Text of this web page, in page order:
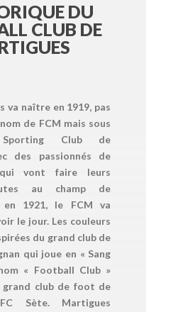
DU
CLUB DE
va naître en 1919, pas
de FCM mais sous
Sporting Club de
des passionnés de
vont faire leurs
au champ de
en 1921, le FCM va
le jour. Les couleurs
du grand club de
qui joue en « Sang
« Football Club »
club de foot de
Sète. Martigues